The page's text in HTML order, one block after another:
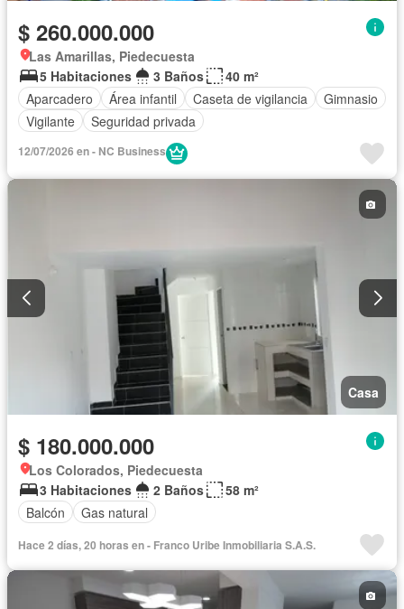
$ 260.000.000
Las Amarillas, Piedecuesta
5 Habitaciones
3 Baños
40 m²
Aparcadero
Área infantil Caseta de vigilancia
Gimnasio
Vigilante
Seguridad privada
12/07/2026 en - NC Business
Casa
$ 180.000.000
Los Colorados, Piedecuesta
3 Habitaciones
2 Baños
58 m²
Balcón
Gas natural
Hace 2 días, 20 horas en - Franco Uribe Inmobiliaria S.A.S.